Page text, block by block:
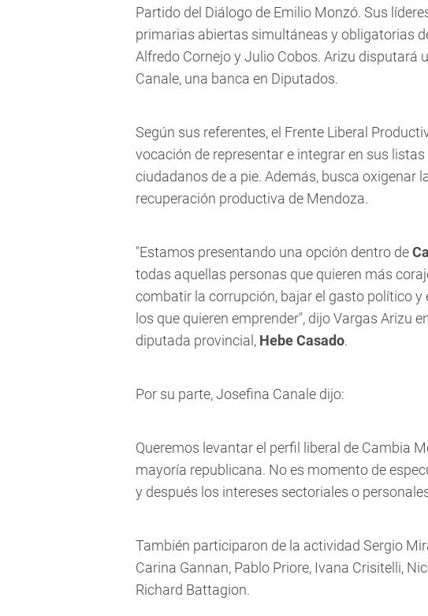
Partido del Diálogo de Emilio Monzó. Sus
primarias abiertas simultáneas y obligatorias
Alfredo Cornejo y Julio Cobos. Arizu disputará
Canale, una banca en Diputados.
Según sus referentes, el Frente Liberal
vocación de representar e integrar en sus
ciudadanos de a pie. Además, busca oxigenar
recuperación productiva de Mendoza.
"Estamos presentando una opción dentro de
todas aquellas personas que quieren más
combatir la corrupción, bajar el gasto político
los que quieren emprender", dijo Vargas Arizu
diputada provincial, Hebe Casado.
Por su parte, Josefina Canale dijo:
Queremos levantar el perfil liberal de Cambia
mayoría republicana. No es momento de
y después los intereses sectoriales o
También participaron de la actividad Sergio
Carina Gannan, Pablo Priore, Ivana Crisitelli,
Richard Battagion.